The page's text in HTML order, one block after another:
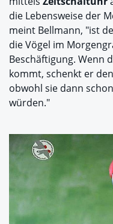
die Lebensweise der
meint Bellmann, "ist
die Vögel im
Beschäftigung. Wenn
kommt, schenkt er
obwohl sie dann
würden."